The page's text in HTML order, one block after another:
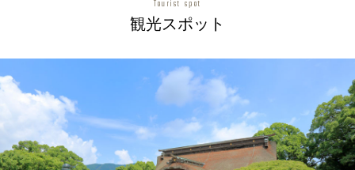
Tourist spot
観光スポット